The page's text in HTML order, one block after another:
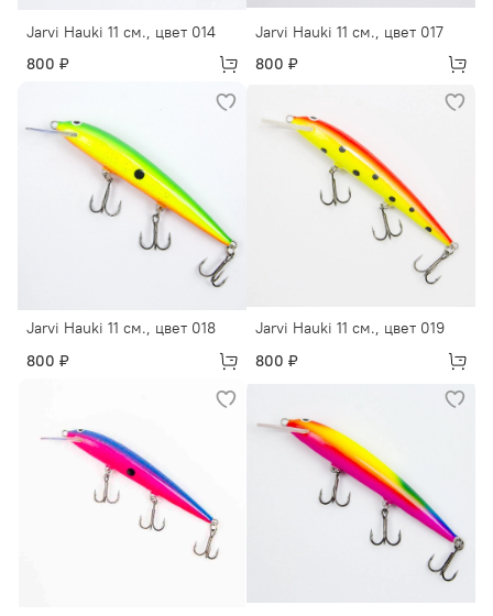
Jarvi Hauki 11 см., цвет 014
800 ₽
Jarvi Hauki 11 см., цвет 017
800 ₽
Jarvi Hauki 11 см., цвет 018
800 ₽
Jarvi Hauki 11 см., цвет 019
800 ₽